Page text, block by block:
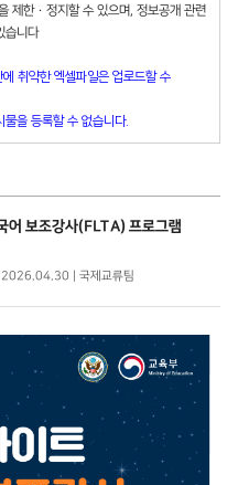
제한 · 정지할 수 있으며, 정보공개 관련
습니다
취약한 엑셀파일은 업로드할 수
을 등록할 수 없습니다.
보조강사(FLTA) 프로그램
| 국제교류팀